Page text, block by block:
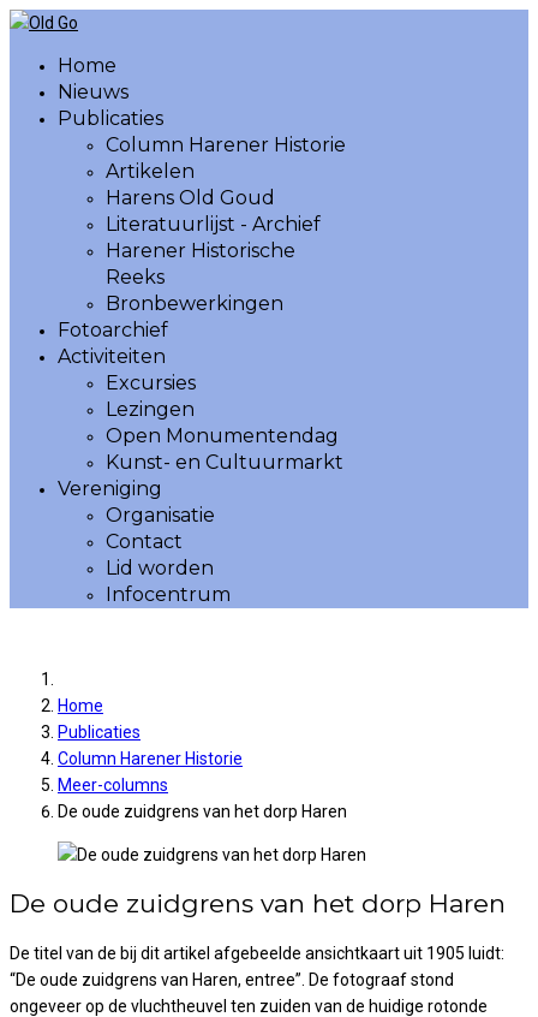
Home
Nieuws
Publicaties
Column Harener Historie
Artikelen
Harens Old Goud
Literatuurlijst - Archief
Harener Historische
Reeks
Bronbewerkingen
Fotoarchief
Activiteiten
Excursies
Lezingen
Open Monumentendag
Kunst- en Cultuurmarkt
Vereniging
Organisatie
Contact
Lid worden
Infocentrum
Home
Publicaties
Column Harener Historie
Meer-columns
De oude zuidgrens van het dorp Haren
De oude zuidgrens van het dorp Haren
De titel van de bij dit artikel afgebeelde ansichtkaart uit 1905 luidt:
“De oude zuidgrens van Haren, entree”. De fotograaf stond
ongeveer op de vluchtheuvel ten zuiden van de huidige rotonde